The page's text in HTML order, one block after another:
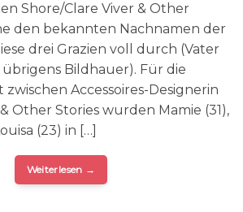
Shore/Clare Viver & Other
den bekannten Nachnamen der
drei Grazien voll durch (Vater
Bildhauer). Für die
Accessoires-Designerin
Other Stories wurden Mamie (31),
(23) in […]
Weiterlesen →